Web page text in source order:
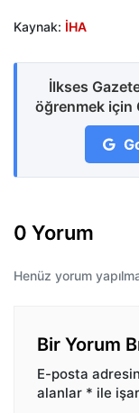
Kaynak: İHA
İlkses
öğrenmek için
0 Yorum
Henüz yorum
Bir Yorum
E-posta
alanlar * ile